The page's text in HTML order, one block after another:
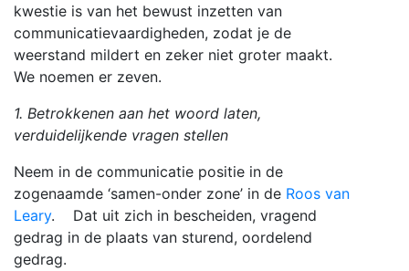
kwestie is van het bewust inzetten van
communicatievaardigheden, zodat je de
weerstand mildert en zeker niet groter maakt.
We noemen er zeven.
1. Betrokkenen aan het woord laten,
verduidelijkende vragen stellen
Neem in de communicatie positie in de
zogenaamde ‘samen-onder zone’ in de Roos van
Leary. Dat uit zich in bescheiden, vragend
gedrag in de plaats van sturend, oordelend
gedrag.